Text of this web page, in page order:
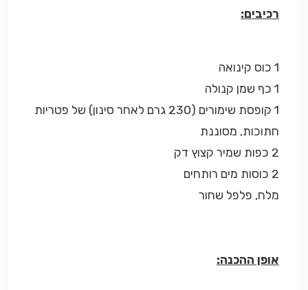
רכיבים:
1 כוס קינואה
1 כף שמן קנולה
1 קופסת שימורים (230 גרם לאחר סינון) של פטריות
חתוכות, מסוננת
2 כפות שמיר קצוץ דק
2 כוסות מים רותחים
מלח, פלפל שחור
אופן ההכנה: